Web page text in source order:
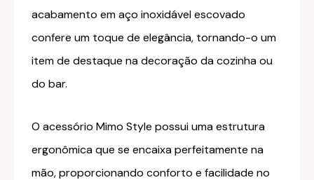
acabamento em aço inoxidável escovado
confere um toque de elegância, tornando-o um
item de destaque na decoração da cozinha ou
do bar.
O acessório Mimo Style possui uma estrutura
ergonômica que se encaixa perfeitamente na
mão, proporcionando conforto e facilidade no